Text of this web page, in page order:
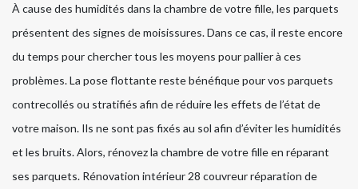
À cause des humidités dans la chambre de votre fille, les parquets
présentent des signes de moisissures. Dans ce cas, il reste encore
du temps pour chercher tous les moyens pour pallier à ces
problèmes. La pose flottante reste bénéfique pour vos parquets
contrecollés ou stratifiés afin de réduire les effets de l’état de
votre maison. Ils ne sont pas fixés au sol afin d’éviter les humidités
et les bruits. Alors, rénovez la chambre de votre fille en réparant
ses parquets. Rénovation intérieur 28 couvreur réparation de